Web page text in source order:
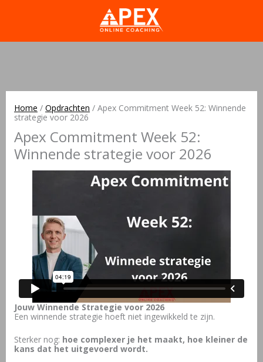
Home / Opdrachten / Apex Commitment Week 52: Winnende
strategie voor 2026
Apex Commitment Week 52:
Winnende strategie voor 2026
Jouw Winnende Strategie voor 2026
Een winnende strategie hoeft niet ingewikkeld te zijn.
Sterker nog: hoe complexer je het maakt, hoe kleiner de
kans dat het uitgevoerd wordt.